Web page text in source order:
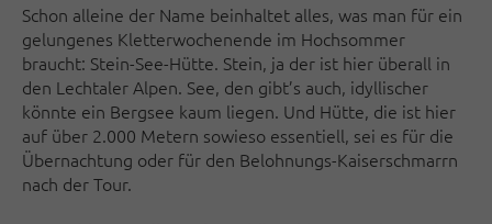
Schon alleine der Name beinhaltet alles, was man für ein
gelungenes Kletterwochenende im Hochsommer
braucht: Stein-See-Hütte. Stein, ja der ist hier überall in
den Lechtaler Alpen. See, den gibt’s auch, idyllischer
könnte ein Bergsee kaum liegen. Und Hütte, die ist hier
auf über 2.000 Metern sowieso essentiell, sei es für die
Übernachtung oder für den Belohnungs-Kaiserschmarrn
nach der Tour.